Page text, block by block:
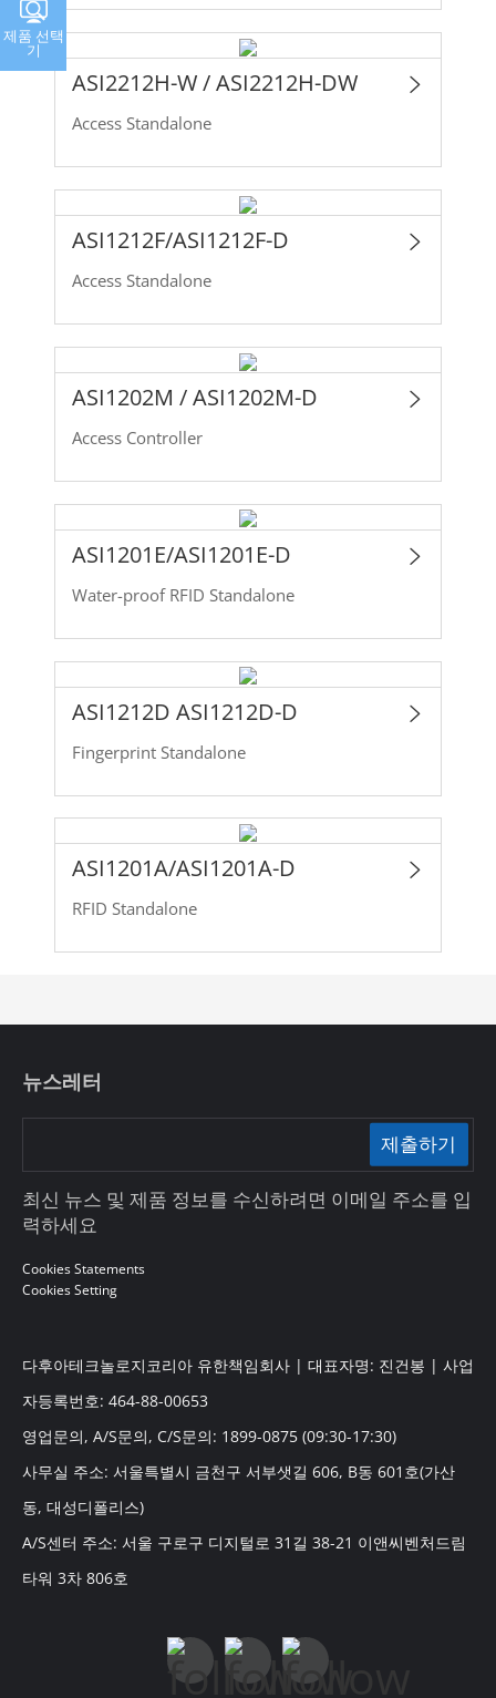
ASI2212H-W / ASI2212H-DW
Access Standalone
ASI1212F/ASI1212F-D
Access Standalone
ASI1202M / ASI1202M-D
Access Controller
ASI1201E/ASI1201E-D
Water-proof RFID Standalone
ASI1212D ASI1212D-D
Fingerprint Standalone
ASI1201A/ASI1201A-D
RFID Standalone
제품 선택
기
뉴스레터
제출하기
최신 뉴스 및 제품 정보를 수신하려면 이메일 주소를 입
력하세요
Cookies Statements
Cookies Setting
다후아테크놀로지코리아 유한책임회사 | 대표자명: 진건봉 | 사업
자등록번호: 464-88-00653
영업문의, A/S문의, C/S문의: 1899-0875 (09:30-17:30)
사무실 주소: 서울특별시 금천구 서부샛길 606, B동 601호(가산
동, 대성디폴리스)
A/S센터 주소: 서울 구로구 디지털로 31길 38-21 이앤씨벤처드림
타워 3차 806호